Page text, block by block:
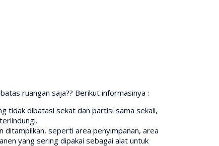
ruangan saja?? Berikut informasinya :
tidak dibatasi sekat dan partisi sama sekali,
ditampilkan, seperti area penyimpanan, area
yang sering dipakai sebagai alat untuk